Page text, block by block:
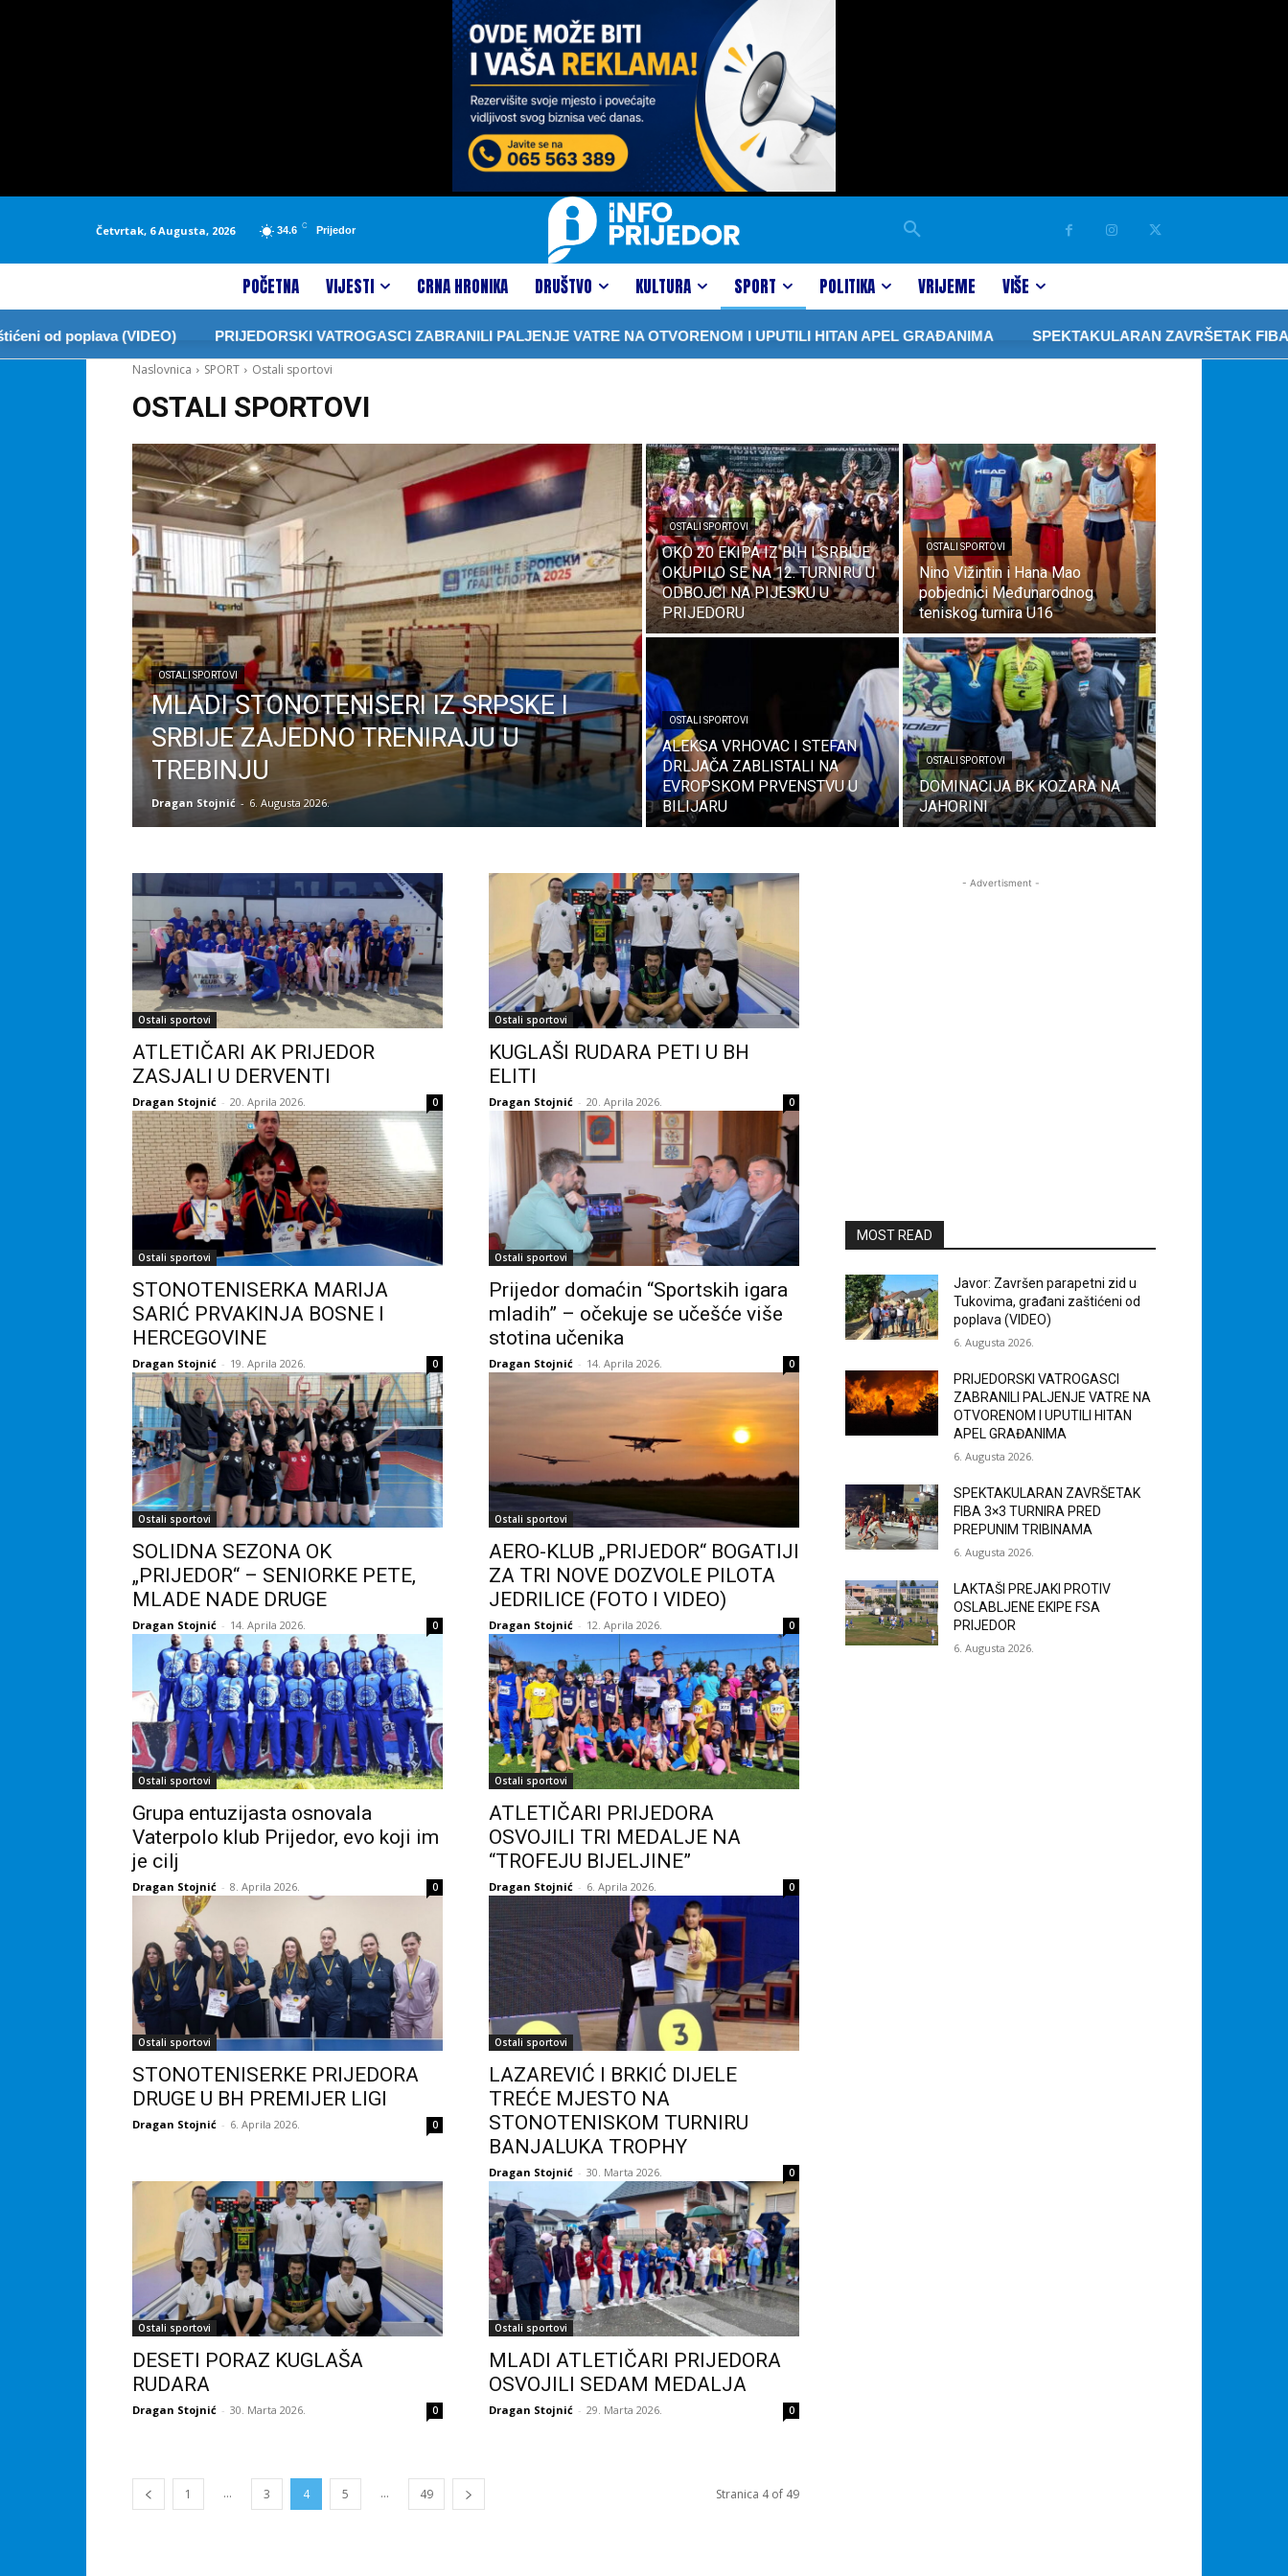
Četvrtak, 6 Augusta, 2026 34.6 C Prijedor
POČETNA VIJESTI CRNA HRONIKA DRUŠTVO KULTURA SPORT POLITIKA VRIJEME VIŠE
(VIDEO) PRIJEDORSKI VATROGASCI ZABRANILI PALJENJE VATRE NA OTVORENOM I UPUTILI HITAN APEL GRAĐANIMA SPEKTAKULARAN ZAVRŠETAK FIBA 3×3
Naslovnica SPORT Ostali sportovi
OSTALI SPORTOVI
OSTALI SPORTOVI
MLADI STONOTENISERI IZ SRPSKE I
SRBIJE ZAJEDNO TRENIRAJU U
TREBINJU
Dragan Stojnić - 6. Augusta 2026.
OSTALI SPORTOVI
OKO 20 EKIPA IZ BIH I SRBIJE
OKUPILO SE NA 12. TURNIRU U
ODBOJCI NA PIJESKU U
PRIJEDORU
OSTALI SPORTOVI
Nino Vižintin i Hana Mao
pobjednici Međunarodnog
teniskog turnira U16
OSTALI SPORTOVI
ALEKSA VRHOVAC I STEFAN
DRLJAČA ZABLISTALI NA
EVROPSKOM PRVENSTVU U
BILIJARU
OSTALI SPORTOVI
DOMINACIJA BK KOZARA NA
JAHORINI
Ostali sportovi
ATLETIČARI AK PRIJEDOR
ZASJALI U DERVENTI
Dragan Stojnić - 20. Aprila 2026. 0
Ostali sportovi
KUGLAŠI RUDARA PETI U BH
ELITI
Dragan Stojnić - 20. Aprila 2026. 0
Ostali sportovi
STONOTENISERKA MARIJA
SARIĆ PRVAKINJA BOSNE I
HERCEGOVINE
Dragan Stojnić - 19. Aprila 2026. 0
Ostali sportovi
Prijedor domaćin “Sportskih igara
mladih” – očekuje se učešće više
stotina učenika
Dragan Stojnić - 14. Aprila 2026. 0
Ostali sportovi
SOLIDNA SEZONA OK
„PRIJEDOR“ – SENIORKE PETE,
MLADE NADE DRUGE
Dragan Stojnić - 14. Aprila 2026. 0
Ostali sportovi
AERO-KLUB „PRIJEDOR“ BOGATIJI
ZA TRI NOVE DOZVOLE PILOTA
JEDRILICE (FOTO I VIDEO)
Dragan Stojnić - 12. Aprila 2026. 0
Ostali sportovi
Grupa entuzijasta osnovala
Vaterpolo klub Prijedor, evo koji im
je cilj
Dragan Stojnić - 8. Aprila 2026. 0
Ostali sportovi
ATLETIČARI PRIJEDORA
OSVOJILI TRI MEDALJE NA
“TROFEJU BIJELJINE”
Dragan Stojnić - 6. Aprila 2026. 0
Ostali sportovi
STONOTENISERKE PRIJEDORA
DRUGE U BH PREMIJER LIGI
Dragan Stojnić - 6. Aprila 2026. 0
Ostali sportovi
LAZAREVIĆ I BRKIĆ DIJELE
TREĆE MJESTO NA
STONOTENISKOM TURNIRU
BANJALUKA TROPHY
Dragan Stojnić - 30. Marta 2026. 0
Ostali sportovi
DESETI PORAZ KUGLAŠA
RUDARA
Dragan Stojnić - 30. Marta 2026. 0
Ostali sportovi
MLADI ATLETIČARI PRIJEDORA
OSVOJILI SEDAM MEDALJA
Dragan Stojnić - 29. Marta 2026. 0
1 ... 3 4 5 ... 49 Stranica 4 of 49
- Advertisment -
MOST READ
Javor: Završen parapetni zid u
Tukovima, građani zaštićeni od
poplava (VIDEO)
6. Augusta 2026.
PRIJEDORSKI VATROGASCI
ZABRANILI PALJENJE VATRE NA
OTVORENOM I UPUTILI HITAN
APEL GRAĐANIMA
6. Augusta 2026.
SPEKTAKULARAN ZAVRŠETAK
FIBA 3×3 TURNIRA PRED
PREPUNIM TRIBINAMA
6. Augusta 2026.
LAKTAŠI PREJAKI PROTIV
OSLABLJENE EKIPE FSA
PRIJEDOR
6. Augusta 2026.